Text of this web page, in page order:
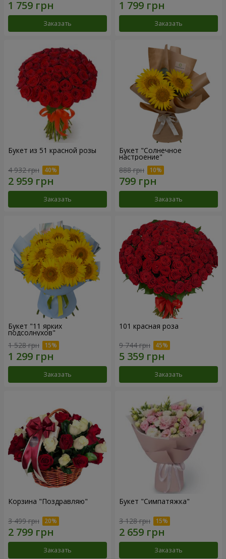
Заказать Заказать
Букет из 51 красной розы
4 932 грн
Заказать
Букет "Солнечное
настроение"
888 грн
Заказать
Букет "11 ярких
подсолнухов"
1 528 грн
Заказать
101 красная роза
9 744 грн
Заказать
Корзина "Поздравляю"
3 499 грн
Заказать
Букет "Симпатяжка"
3 128 грн
Заказать